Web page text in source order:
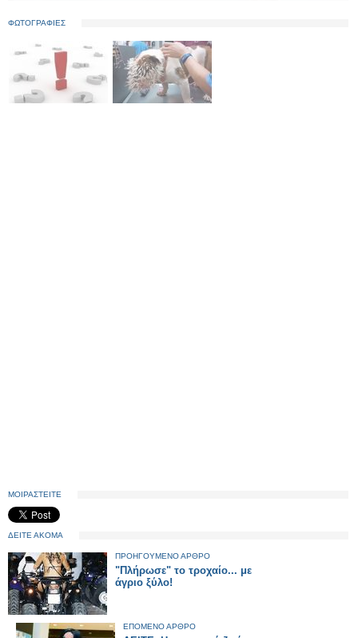
ΦΩΤΟΓΡΑΦΙΕΣ
ΜΟΙΡΑΣΤΕΙΤΕ
ΔΕΙΤΕ ΑΚΟΜΑ
ΠΡΟΗΓΟΥΜΕΝΟ ΑΡΘΡΟ
"Πλήρωσε" το τροχαίο... με
άγριο ξύλο!
ΕΠΟΜΕΝΟ ΑΡΘΡΟ